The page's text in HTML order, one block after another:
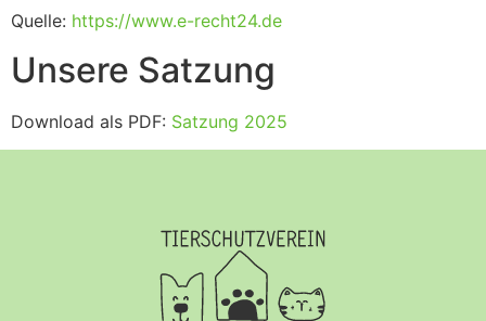
Quelle: https://www.e-recht24.de
Unsere Satzung
Download als PDF: Satzung 2025